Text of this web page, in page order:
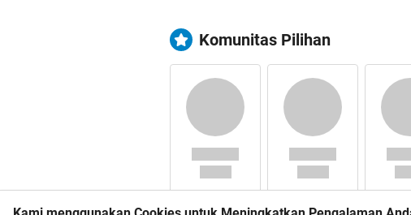
Alhamdulillah, terimakasih
semoga ilmu yang ane share
kita
Komunitas Pilihan